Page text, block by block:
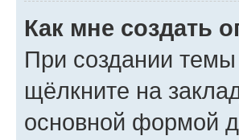
Как мне создать
При создании
щёлкните на
основной формой